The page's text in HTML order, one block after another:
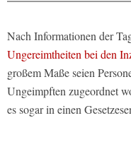
Nach Informationen der
Ungereimtheiten bei den
großem Maße seien
Ungeimpften zugeordnet
es sogar in einen